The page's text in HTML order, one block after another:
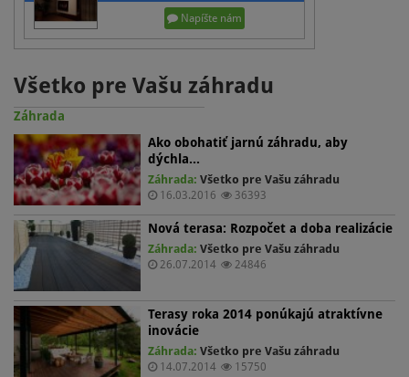
Napíšte nám
Všetko pre Vašu záhradu
Záhrada
Ako obohatiť jarnú záhradu, aby
dýchla…
Záhrada: Všetko pre Vašu záhradu
16.03.2016 36393
Nová terasa: Rozpočet a doba realizácie
Záhrada: Všetko pre Vašu záhradu
26.07.2014 24846
Terasy roka 2014 ponúkajú atraktívne
inovácie
Záhrada: Všetko pre Vašu záhradu
14.07.2014 15750